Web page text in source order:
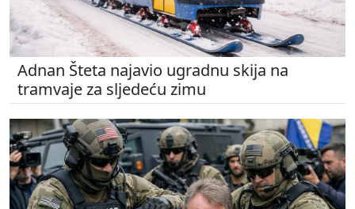
Adnan Šteta najavio ugradnu skija na
tramvaje za sljedeću zimu